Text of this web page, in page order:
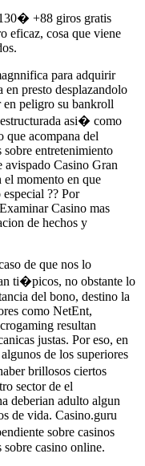
+88 giros gratis
eficaz, cosa que viene
para adquirir
presto desplazandolo
en peligro su bankroll
asi� como
que acompana del
sobre entretenimiento
avispado Casino Gran
momento en que
?? Por
Casino mas
de hechos y
de que nos lo
ti�picos, no obstante lo
del bono, destino la
como NetEnt,
resultan
justas. Por eso, en
de los superiores
brillosos ciertos
sector de el
deberian adulto algun
de vida. Casino.guru
sobre casinos
casino online.